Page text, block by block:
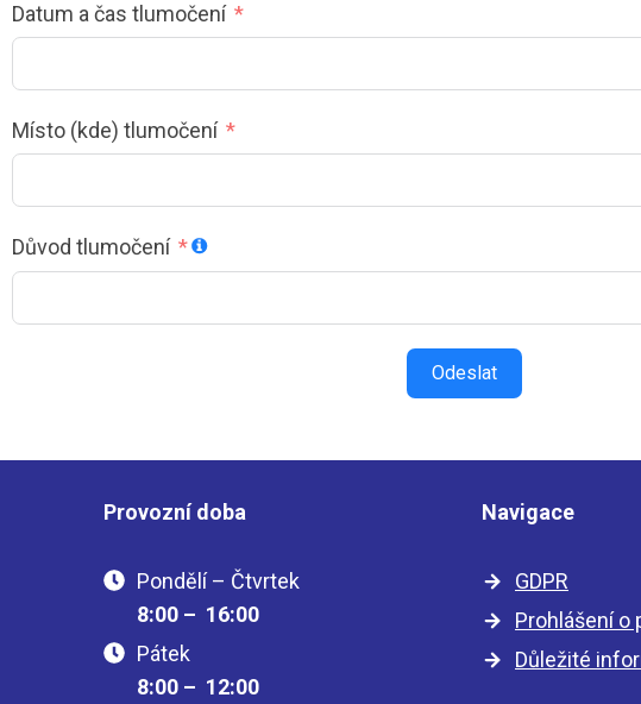
Datum a čas tlumočení
Místo (kde) tlumočení
Důvod tlumočení
Odeslat
Provozní doba
Pondělí – Čtvrtek
8:00 – 16:00
Pátek
8:00 – 12:00
Navigace
GDPR
Prohlášení o
Důležité